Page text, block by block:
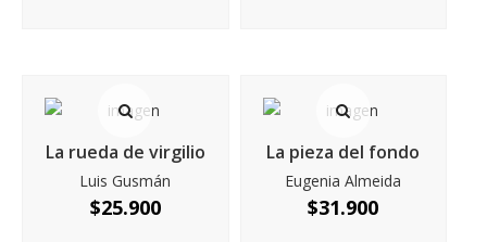
La rueda de virgilio
Luis Gusmán
$25.900
La pieza del fondo
Eugenia Almeida
$31.900